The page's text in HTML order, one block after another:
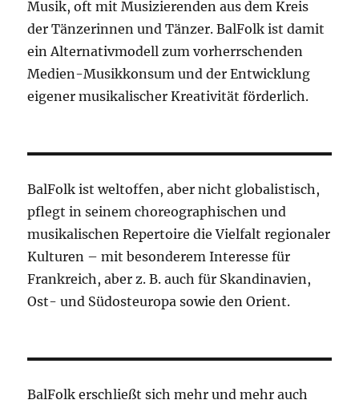
Musik, oft mit Musizierenden aus dem Kreis
der Tänzerinnen und Tänzer. BalFolk ist damit
ein Alternativmodell zum vorherrschenden
Medien-Musikkonsum und der Entwicklung
eigener musikalischer Kreativität förderlich.
BalFolk ist weltoffen, aber nicht globalistisch,
pflegt in seinem choreographischen und
musikalischen Repertoire die Vielfalt regionaler
Kulturen – mit besonderem Interesse für
Frankreich, aber z. B. auch für Skandinavien,
Ost- und Südosteuropa sowie den Orient.
BalFolk erschließt sich mehr und mehr auch